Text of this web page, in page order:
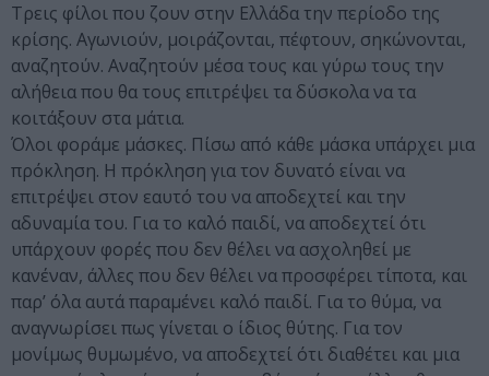
Τρεις φίλοι που ζουν στην Ελλάδα την περίοδο της
κρίσης. Αγωνιούν, μοιράζονται, πέφτουν, σηκώνονται,
αναζητούν. Αναζητούν μέσα τους και γύρω τους την
αλήθεια που θα τους επιτρέψει τα δύσκολα να τα
κοιτάξουν στα μάτια.
Όλοι φοράμε μάσκες. Πίσω από κάθε μάσκα υπάρχει μια
πρόκληση. Η πρόκληση για τον δυνατό είναι να
επιτρέψει στον εαυτό του να αποδεχτεί και την
αδυναμία του. Για το καλό παιδί, να αποδεχτεί ότι
υπάρχουν φορές που δεν θέλει να ασχοληθεί με
κανέναν, άλλες που δεν θέλει να προσφέρει τίποτα, και
παρ’ όλα αυτά παραμένει καλό παιδί. Για το θύμα, να
αναγνωρίσει πως γίνεται ο ίδιος θύτης. Για τον
μονίμως θυμωμένο, να αποδεχτεί ότι διαθέτει και μια